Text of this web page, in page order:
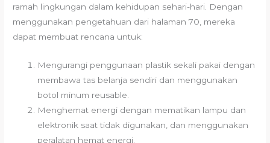
ramah lingkungan dalam kehidupan sehari-hari. Dengan
menggunakan pengetahuan dari halaman 70, mereka
dapat membuat rencana untuk:
Mengurangi penggunaan plastik sekali pakai dengan
membawa tas belanja sendiri dan menggunakan
botol minum reusable.
Menghemat energi dengan mematikan lampu dan
elektronik saat tidak digunakan, dan menggunakan
peralatan hemat energi.